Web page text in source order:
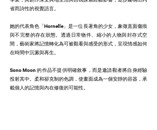
省而詩性的視覺語言。
她的代表角色「Hornelle」是一位長著角的少女，象徵直面傷痕
與不完整的存在狀態。透過日常物件、縮小的人物與封存式空
間，藝術家將記憶轉化為可被觀看與感受的形式，呈現情感如何
在時間中沉澱與再生。
Sono Moon 的作品不提供明確敘事，而是邀請觀者將自身經驗
投射其中。柔和卻克制的色調，使畫面成為一個安靜的容器，承
載個人的記憶與內在修復的可能性。